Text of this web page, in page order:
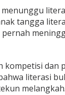
tangga
kompetisi dan
literasi
melangkah.